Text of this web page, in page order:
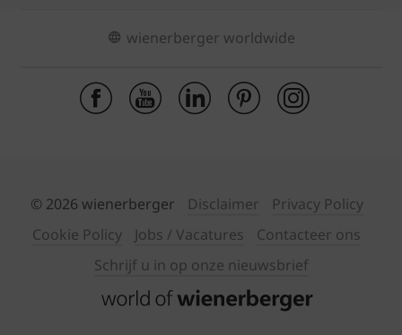
wienerberger worldwide
© 2026 wienerberger Disclaimer
Privacy Policy
Cookie Policy
Jobs / Vacatures
Contacteer ons
Schrijf u in op onze nieuwsbrief